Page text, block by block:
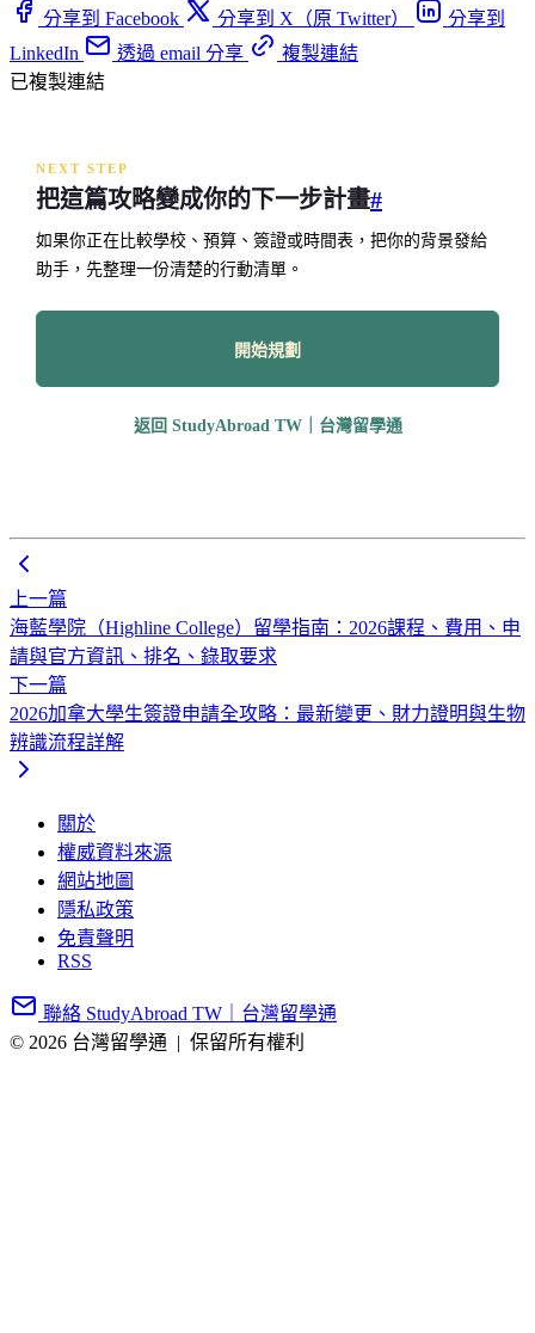
分享到 Facebook
分享到 X（原 Twitter）
分享到
LinkedIn
透過 email 分享
複製連結
已複製連結
NEXT STEP
把這篇攻略變成你的下一步計畫#
如果你正在比較學校、預算、簽證或時間表，把你的背景發給
助手，先整理一份清楚的行動清單。
開始規劃
返回 StudyAbroad TW｜台灣留學通
上一篇
海藍學院（Highline College）留學指南：2026課程、費用、申
請與官方資訊、排名、錄取要求
下一篇
2026加拿大學生簽證申請全攻略：最新變更、財力證明與生物
辨識流程詳解
關於
權威資料來源
網站地圖
隱私政策
免責聲明
RSS
聯絡 StudyAbroad TW｜台灣留學通
© 2026 台灣留學通 | 保留所有權利